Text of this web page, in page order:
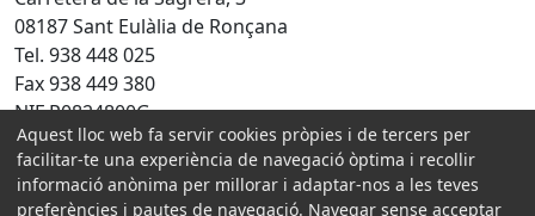
08187 Sant Eulàlia de Ronçana
Tel. 938 448 025
Fax 938 449 380
NIF P0824800G
Amb la col·laboració de:
Aquest lloc web fa servir cookies pròpies i de tercers per
facilitar-te una experiència de navegació òptima i recollir
informació anònima per millorar i adaptar-nos a les teves
preferències i pautes de navegació. Navegar sense acceptar